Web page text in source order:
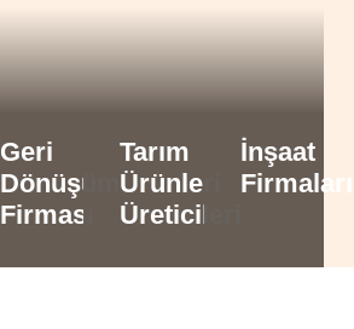
Geri
Dönüşüm
Firması
Tarım
Ürünleri
Üreticileri
İnşaat
Firmaları